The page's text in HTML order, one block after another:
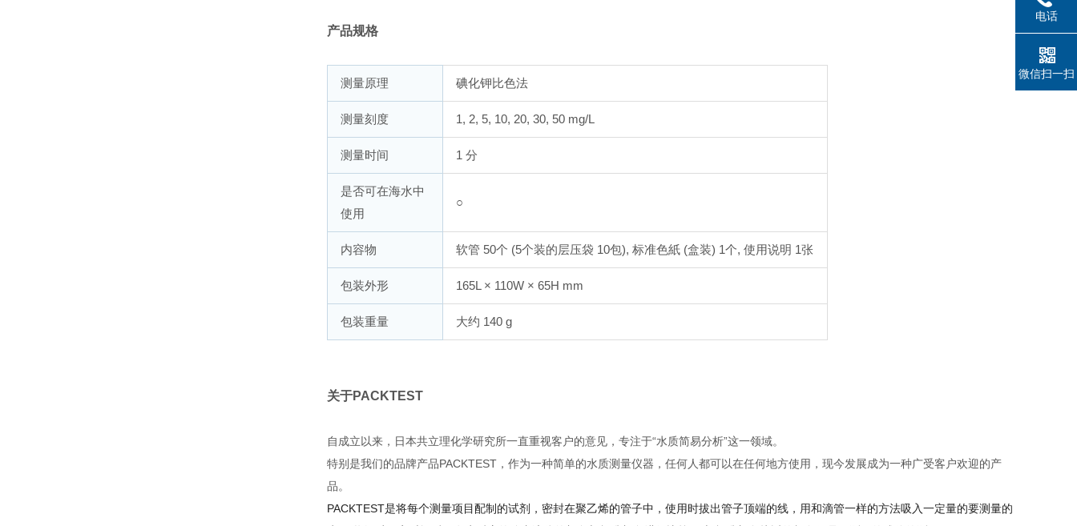
产品规格
测量原理 碘化钾比色法
测量刻度 1, 2, 5, 10, 20, 30, 50 mg/L
测量时间 1 分
是否可在海水中
使用
○
内容物 软管 50个 (5个装的层压袋 10包), 标准色紙 (盒装) 1个, 使用说明 1张
包装外形 165L × 110W × 65H mm
包装重量 大约 140 g
关于PACKTEST
自成立以来，日本共立理化学研究所一直重视客户的意见，专注于“水质简易分析”这一领域。
特别是我们的品牌产品PACKTEST，作为一种简单的水质测量仪器，任何人都可以在任何地方使用，现今发展成为一种广受客户欢迎的产
品。
PACKTEST是将每个测量项目配制的试剂，密封在聚乙烯的管子中，使用时拔出管子顶端的线，用和滴管一样的方法吸入一定量的要测量的
电话
微信扫一扫